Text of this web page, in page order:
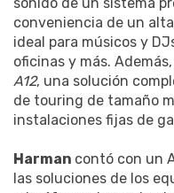
conveniencia de un
ideal para músicos y
oficinas y más.
A12, una solución
de touring de tamaño
instalaciones fijas de
Harman contó con un
las soluciones de los